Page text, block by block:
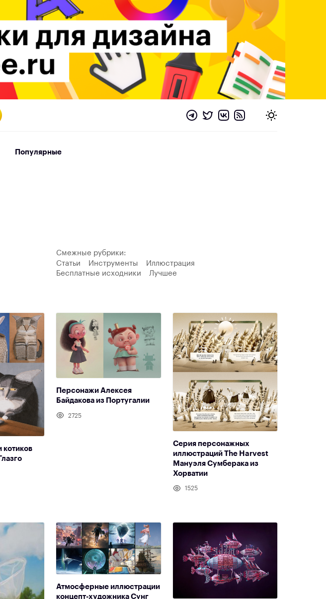
Популярные
Смежные рубрики:
Статьи
Инструменты
Иллюстрация
Бесплатные исходники
Лучшее
Персонажи Алексея
Байдакова из Португалии
2725
Серия персонажных
иллюстраций The Harvest
Мануэля Сумберака из
Хорватии
1525
Атмосферные иллюстрации
концепт-художника Сунг